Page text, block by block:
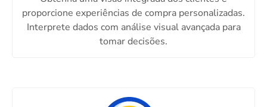
proporcione experiências de compra personalizadas.
Interprete dados com análise visual avançada para
tomar decisões.